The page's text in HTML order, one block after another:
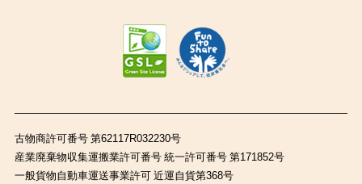
古物商許可番号 第62117R032230号
産業廃棄物収集運搬業許可番号 統一許可番号 第171852号
一般貨物自動車運送事業許可 近運自貨第368号